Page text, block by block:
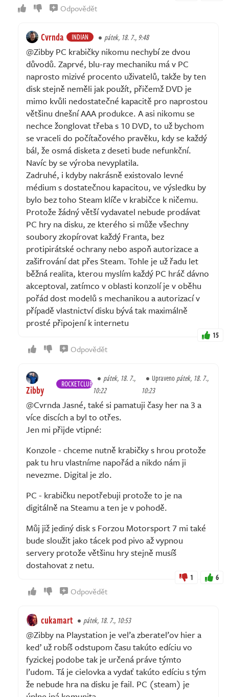
Odpovědět
Cvrnda INDIAN pátek, 18. 7., 9:48
@Zibby PC krabičky nikomu nechybí ze dvou
důvodů. Zaprvé, blu-ray mechaniku má v PC
naprosto mizivé procento uživatelů, takže by ten
disk stejně neměli jak použít, přičemž DVD je
mimo kvůli nedostatečné kapacitě pro naprostou
většinu dnešní AAA produkce. A asi nikomu se
nechce žonglovat třeba s 10 DVD, to už bychom
se vraceli do počítačového pravěku, kdy se každý
bál, že osmá disketa z deseti bude nefunkční.
Navíc by se výroba nevyplatila.
Zadruhé, i kdyby nakrásně existovalo levné
médium s dostatečnou kapacitou, ve výsledku by
bylo bez toho Steam klíče v krabičce k ničemu.
Protože žádný větší vydavatel nebude prodávat
PC hry na disku, ze kterého si může všechny
soubory zkopírovat každý Franta, bez
protipirátské ochrany nebo aspoň autorizace a
zašifrování dat přes Steam. Tohle je už řadu let
běžná realita, kterou myslím každý PC hráč dávno
akceptoval, zatímco v oblasti konzolí je v oběhu
pořád dost modelů s mechanikou a autorizací v
případě vlastnictví disku bývá tak maximálně
prosté připojení k internetu
15
Odpovědět
Zibby ROCKETCLUB
pátek, 18. 7.,
10:22
Upravenopátek, 18. 7.,
10:23
@Cvrnda Jasné, také si pamatuji časy her na 3 a
více discích a byl to otřes.
Jen mi přijde vtipné:
Konzole - chceme nutně krabičky s hrou protože
pak tu hru vlastníme napořád a nikdo nám ji
nevezme. Digital je zlo.
PC - krabičku nepotřebuji protože to je na
digitálně na Steamu a ten je v pohodě.
Můj již jediný disk s Forzou Motorsport 7 mi také
bude sloužit jako tácek pod pivo až vypnou
servery protože většinu hry stejně musíš
dostahovat z netu.
1 6
Odpovědět
cukamart pátek, 18. 7., 10:53
@Zibby na Playstation je veľa zberateľov hier a
keď už robíš odstupom času takúto edíciu vo
fyzickej podobe tak je určená práve týmto
ľudom. Tá je cielovka a vydať takúto edíciu s tým
že nebude hra na disku je fail. PC (steam) je